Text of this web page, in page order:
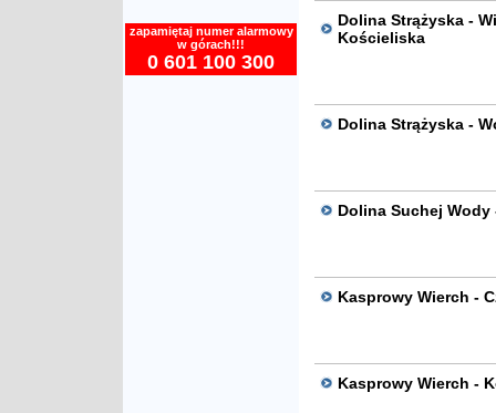
zapamiętaj numer alarmowy
w górach!!!
0 601 100 300
Dolina Strążyska -
Kościeliska
Dolina Strążyska -
Dolina Suchej
Kasprowy Wierch -
Kasprowy Wierch -